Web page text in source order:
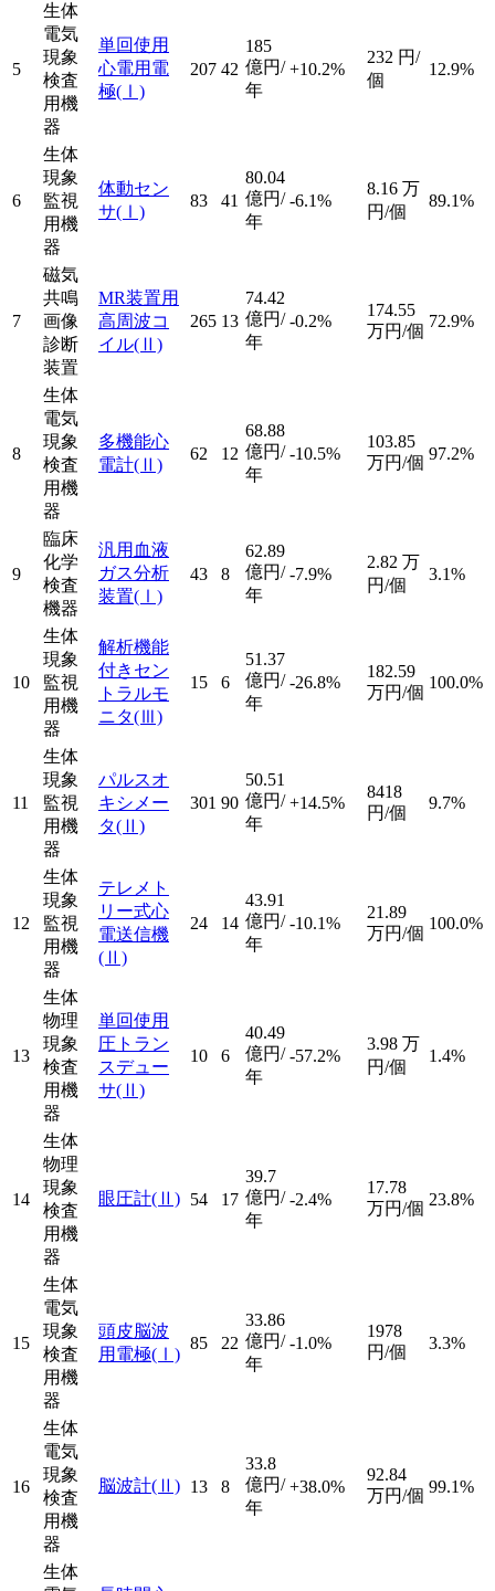
5
生体
電気
現象
検査
用機
器
単回使用
心電用電
極(Ⅰ)
207 42
185
億円/
年
+10.2%
232 円/
個
12.9%
6
生体
現象
監視
用機
器
体動セン
サ(Ⅰ)
83 41
80.04
億円/
年
-6.1%
8.16 万
円/個
89.1%
7
磁気
共鳴
画像
診断
装置
MR装置用
高周波コ
イル(Ⅱ)
265 13
74.42
億円/
年
-0.2%
174.55
万円/個
72.9%
8
生体
電気
現象
検査
用機
器
多機能心
電計(Ⅱ)
62 12
68.88
億円/
年
-10.5%
103.85
万円/個 97.2%
9
臨床
化学
検査
機器
汎用血液
ガス分析
装置(Ⅰ)
43 8
62.89
億円/
年
-7.9%
2.82 万
円/個
3.1%
10
生体
現象
監視
用機
器
解析機能
付きセン
トラルモ
ニタ(Ⅲ)
15 6
51.37
億円/
年
-26.8%
182.59
万円/個
100.0%
11
生体
現象
監視
用機
器
パルスオ
キシメー
タ(Ⅱ)
301 90
50.51
億円/
年
+14.5%
8418
円/個
9.7%
12
生体
現象
監視
用機
器
テレメト
リー式心
電送信機
(Ⅱ)
24 14
43.91
億円/
年
-10.1%
21.89
万円/個
100.0%
13
生体
物理
現象
検査
用機
器
単回使用
圧トラン
スデュー
サ(Ⅱ)
10 6
40.49
億円/
年
-57.2%
3.98 万
円/個
1.4%
14
生体
物理
現象
検査
用機
器
眼圧計(Ⅱ) 54 17
39.7
億円/
年
-2.4%
17.78
万円/個 23.8%
15
生体
電気
現象
検査
用機
器
頭皮脳波
用電極(Ⅰ)
85 22
33.86
億円/
年
-1.0%
1978
円/個
3.3%
16
生体
電気
現象
検査
用機
器
脳波計(Ⅱ) 13 8
33.8
億円/
年
+38.0%
92.84
万円/個 99.1%
生体